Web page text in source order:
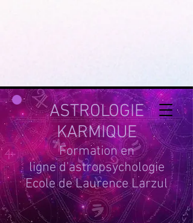
ASTROLOGIE
KARMIQUE
Formation en
ligne d'astropsychologie
Ecole de Laurence Larzul